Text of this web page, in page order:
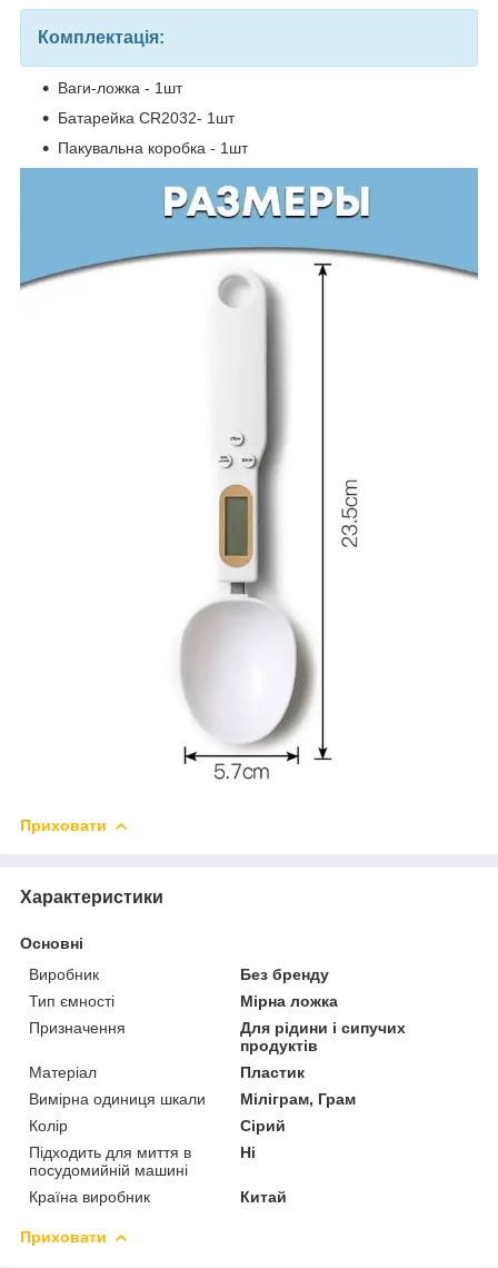
Комплектація:
Ваги-ложка - 1шт
Батарейка CR2032- 1шт
Пакувальна коробка - 1шт
Приховати
Характеристики
Основні
Виробник
Без бренду
Тип ємності
Мірна ложка
Призначення
Для рідини і сипучих
продуктів
Матеріал
Пластик
Вимірна одиниця шкали
Міліграм, Грам
Колір
Сірий
Підходить для миття в
посудомийній машині
Ні
Країна виробник Китай
Приховати